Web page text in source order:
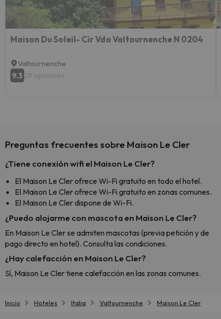
Maison Du Soleil- Cir Vda Valtournenche N 0204
Valtournenche
9.3 28 opiniones
Preguntas frecuentes sobre Maison Le Cler
¿Tiene conexión wifi el Maison Le Cler?
El Maison Le Cler ofrece Wi-Fi gratuito en todo el hotel.
El Maison Le Cler ofrece Wi-Fi gratuito en zonas comunes.
El Maison Le Cler dispone de Wi-Fi.
¿Puedo alojarme con mascota en Maison Le Cler?
En Maison Le Cler se admiten mascotas (previa petición y de
pago directo en hotel). Consulta las condiciones.
¿Hay calefacción en Maison Le Cler?
Sí, Maison Le Cler tiene calefacción en las zonas comunes.
Inicio Hoteles Italia Valtournenche Maison Le Cler